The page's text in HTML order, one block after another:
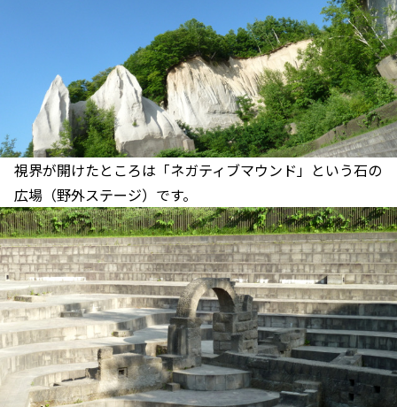
視界が開けたところは「ネガティブマウンド」という石の
広場（野外ステージ）です。